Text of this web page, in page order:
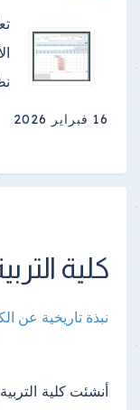
16 فبراير 2026
كلية
نبذة تاريخية عن